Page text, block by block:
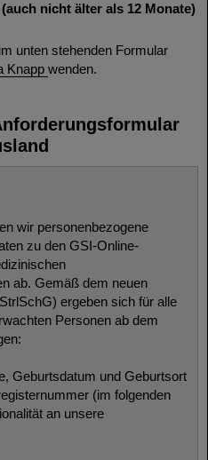
nicht älter als 12 Monate)
unten stehenden Formular
Knapp wenden.
wir personenbezogene
zu den GSI-Online-
ab. Gemäß dem neuen
ergeben sich für alle
Personen ab dem
Geburtsdatum und Geburtsort
(im folgenden
an unsere